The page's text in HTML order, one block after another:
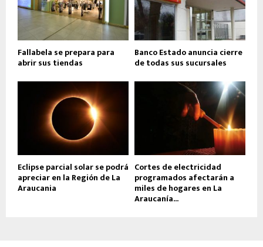
Fallabela se prepara para
abrir sus tiendas
Banco Estado anuncia cierre
de todas sus sucursales
Eclipse parcial solar se podrá
apreciar en la Región de La
Araucania
Cortes de electricidad
programados afectarán a
miles de hogares en La
Araucanía...